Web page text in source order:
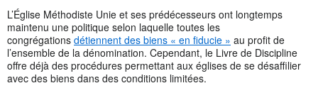
L’Église Méthodiste Unie et ses prédécesseurs ont longtemps
maintenu une politique selon laquelle toutes les
congrégations détiennent des biens « en fiducie » au profit de
l’ensemble de la dénomination. Cependant, le Livre de Discipline
offre déjà des procédures permettant aux églises de se désaffilier
avec des biens dans des conditions limitées.